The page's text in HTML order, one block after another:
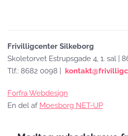
Frivilligcenter Silkeborg
Skoletorvet Estrupsgade 4, 1. sal |
Tlf.: 8682 0098 |
Forfra Webdesign
En del af Moesborg NET-UP